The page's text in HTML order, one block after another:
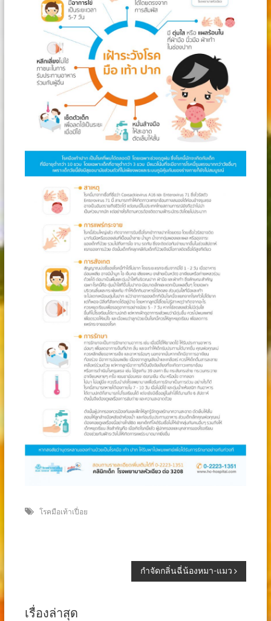
โรคมือเท้าเปื่อย
เรื่อง
กำจัดกลิ่นฉี่น้องหมา-แมว
เรื่องล่าสุด